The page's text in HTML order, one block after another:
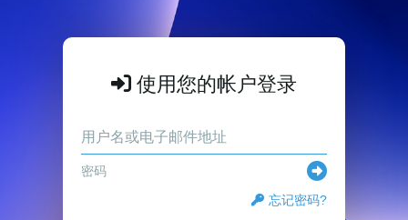
使用您的帐户登录
忘记密码?